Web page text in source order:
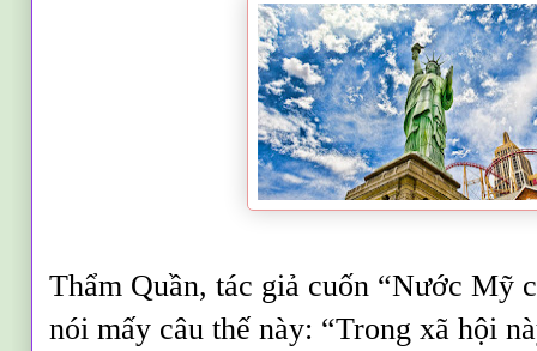
Thẩm Quần, tác giả cuốn “Nước Mỹ
nói mấy câu thế này: “Trong xã hội